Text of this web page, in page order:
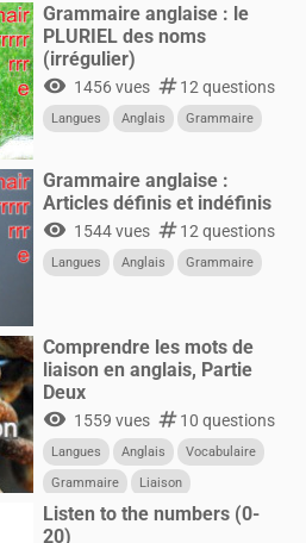
Grammaire anglaise : le
PLURIEL des noms
(irrégulier)
visibility 1456 vues numbers12 questions
Langues Anglais Grammaire
Grammaire anglaise :
Articles définis et indéfinis
visibility 1544 vues numbers12 questions
Langues Anglais Grammaire
Comprendre les mots de
liaison en anglais, Partie
Deux
visibility 1559 vues numbers10 questions
Langues Anglais
Vocabulaire
Grammaire
Liaison
Listen to the numbers (0-
20)